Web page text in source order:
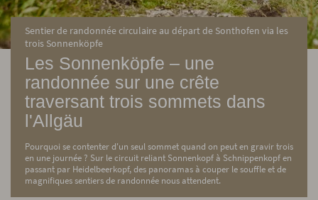
Sentier de randonnée circulaire au départ de Sonthofen via les
trois Sonnenköpfe
Les Sonnenköpfe – une
randonnée sur une crête
traversant trois sommets dans
l'Allgäu
Pourquoi se contenter d'un seul sommet quand on peut en gravir trois
en une journée ? Sur le circuit reliant Sonnenkopf à Schnippenkopf en
passant par Heidelbeerkopf, des panoramas à couper le souffle et de
magnifiques sentiers de randonnée nous attendent.